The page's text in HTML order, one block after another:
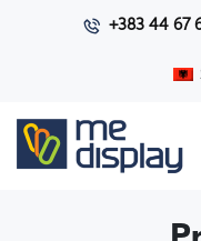
+383 44 67